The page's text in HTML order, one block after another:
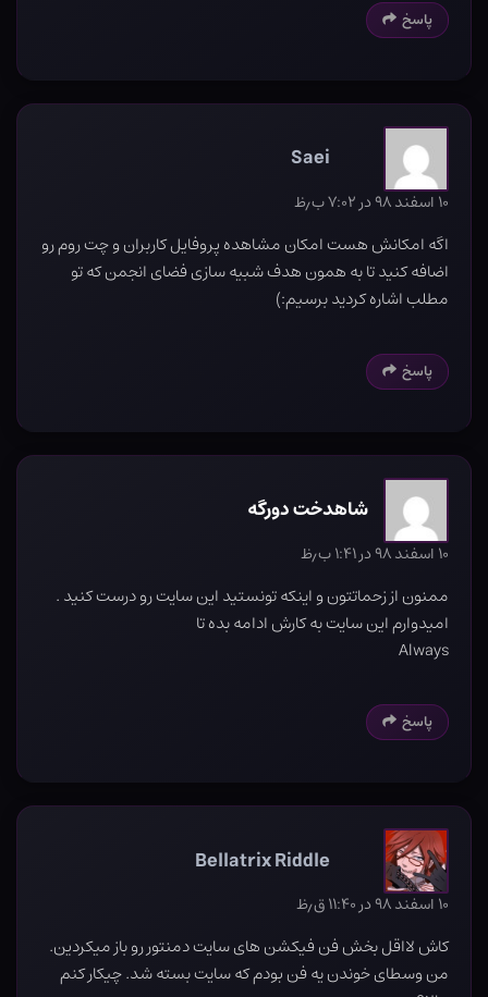
پاسخ
Saei
۱۰ اسفند ۹۸ در ۷:۰۲ ب٫ظ
اگه امکانش هست امکان مشاهده پروفایل کاربران و چت روم رو
اضافه کنید تا به همون هدف شبیه سازی فضای انجمن که تو
مطلب اشاره کردید برسیم:)
پاسخ
شاهدخت دورگه
۱۰ اسفند ۹۸ در ۱:۴۱ ب٫ظ
ممنون از زحماتتون و اینکه تونستید این سایت رو درست کنید .
امیدوارم این سایت به کارش ادامه بده تا
Always
پاسخ
Bellatrix Riddle
۱۰ اسفند ۹۸ در ۱۱:۴۰ ق٫ظ
کاش لااقل بخش فن فیکشن های سایت دمنتور رو باز میکردین.
من وسطای خوندن یه فن بودم که سایت بسته شد. چیکار کنم